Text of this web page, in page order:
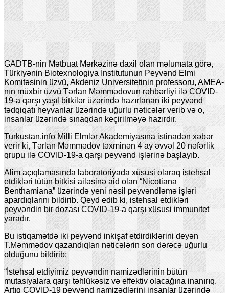
GADTB-nin Mətbuat Mərkəzinə daxil olan məlumata görə,
Türkiyənin Biotexnologiya İnstitutunun Peyvənd Elmi
Komitəsinin üzvü, Akdeniz Universitetinin professoru, AMEA-
nın müxbir üzvü Tərlan Məmmədovun rəhbərliyi ilə COVID-
19-a qarşı yaşıl bitkilər üzərində hazırlanan iki peyvənd
tədqiqatı heyvanlar üzərində uğurlu nəticələr verib və o,
insanlar üzərində sınaqdan keçirilməyə hazırdır.
Turkustan.info Milli Elmlər Akademiyasına istinadən xəbər
verir ki, Tərlan Məmmədov təxminən 4 ay əvvəl 20 nəfərlik
qrupu ilə COVID-19-a qarşı peyvənd işlərinə başlayıb.
Alim açıqlamasında laboratoriyada xüsusi olaraq istehsal
etdikləri tütün bitkisi ailəsinə aid olan “Nicotiana
Benthamiana” üzərində yeni nəsil peyvəndləmə işləri
apardıqlarını bildirib. Qeyd edib ki, istehsal etdikləri
peyvəndin bir dozası COVID-19-a qarşı xüsusi immunitet
yaradır.
Bu istiqamətdə iki peyvənd inkişaf etdirdiklərini deyən
T.Məmmədov qazandıqları nəticələrin son dərəcə uğurlu
olduğunu bildirib:
“İstehsal etdiyimiz peyvəndin namizədlərinin bütün
mutasiyalara qarşı təhlükəsiz və effektiv olacağına inanırıq.
Artıq COVID-19 peyvənd namizədlərini insanlar üzərində